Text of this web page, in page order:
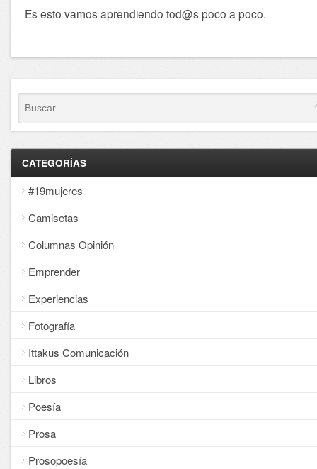
Es esto vamos aprendiendo tod@s poco a poco.
CATEGORÍAS
#19mujeres
Camisetas
Columnas Opinión
Emprender
Experiencias
Fotografía
Ittakus Comunicación
Libros
Poesía
Prosa
Prosopoesía